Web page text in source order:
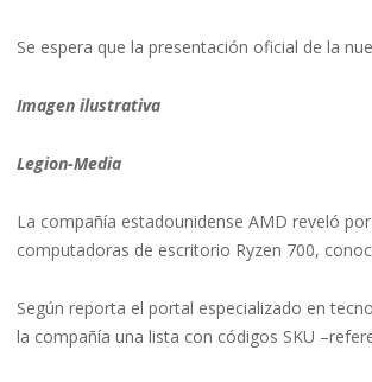
Se espera que la presentación oficial de la
Imagen ilustrativa
Legion-Media
La compañía estadounidense AMD reveló
computadoras de escritorio Ryzen 700,
Según reporta el portal especializado en
la compañía una lista con códigos SKU